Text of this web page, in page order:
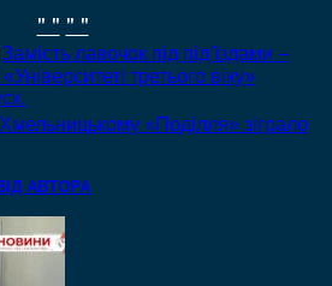
" " " "
Замість лавочок під під’їздами –
третього віку»
«Поділля» зіграло
АВТОРА